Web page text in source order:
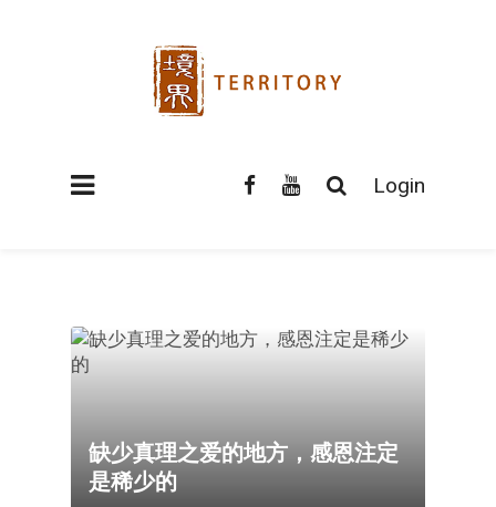
Login
缺少真理之爱的地方，感恩注定
是稀少的